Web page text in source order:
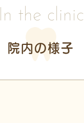
In the clinic
院内の様子